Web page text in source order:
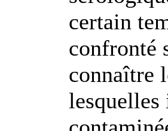
certain
confronté
connaître